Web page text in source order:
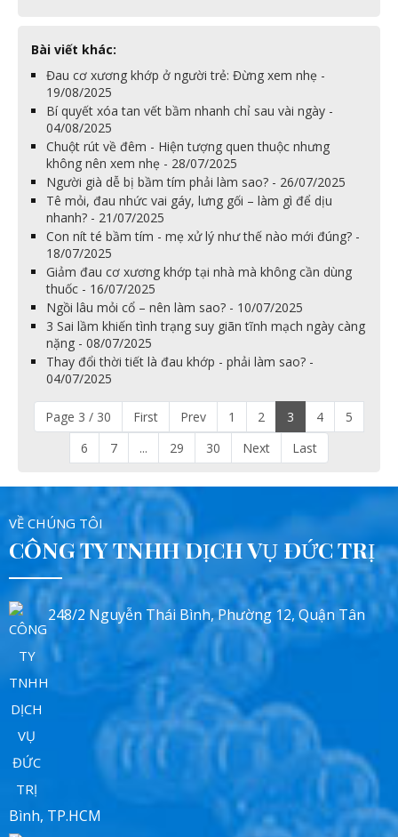
Bài viết khác:
Đau cơ xương khớp ở người trẻ: Đừng xem nhẹ -
19/08/2025
Bí quyết xóa tan vết bầm nhanh chỉ sau vài ngày -
04/08/2025
Chuột rút về đêm - Hiện tượng quen thuộc nhưng
không nên xem nhẹ - 28/07/2025
Người già dễ bị bầm tím phải làm sao? - 26/07/2025
Tê mỏi, đau nhức vai gáy, lưng gối – làm gì để dịu
nhanh? - 21/07/2025
Con nít té bầm tím - mẹ xử lý như thế nào mới đúng? -
18/07/2025
Giảm đau cơ xương khớp tại nhà mà không cần dùng
thuốc - 16/07/2025
Ngồi lâu mỏi cổ – nên làm sao? - 10/07/2025
3 Sai lầm khiến tình trạng suy giãn tĩnh mạch ngày càng
nặng - 08/07/2025
Thay đổi thời tiết là đau khớp - phải làm sao? -
04/07/2025
Page 3 / 30 First Prev 1 2 3 4
5
6
7 ... 29 30 Next Last
VỀ CHÚNG TÔI
CÔNG TY TNHH DỊCH VỤ ĐỨC TRỊ
248/2 Nguyễn Thái Bình, Phường 12, Quận Tân
Bình, TP.HCM